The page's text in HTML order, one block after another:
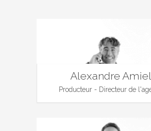
Alexandre Amiel
Producteur - Directeur de